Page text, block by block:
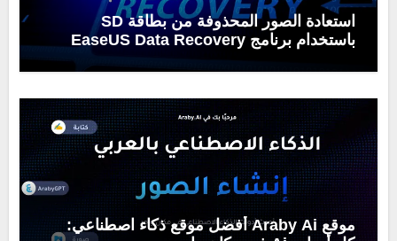
استعادة الصور المحذوفة من بطاقة SD
باستخدام برنامج EaseUS Data Recovery
موقع Araby Ai أفضل موقع ذكاء اصطناعي: